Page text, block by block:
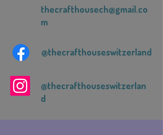
thecrafthousech@gmail.co
m
@thecrafthouseswitzerland
@thecrafthouseswitzerlan
d